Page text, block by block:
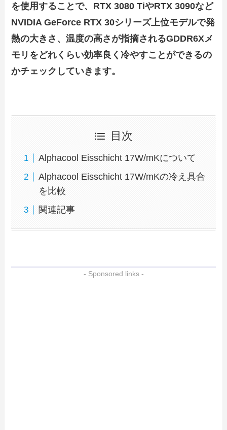
を使用することで、RTX 3080 TiやRTX 3090など
NVIDIA GeForce RTX 30シリーズ上位モデルで発
熱の大きさ、温度の高さが指摘されるGDDR6Xメ
モリをどれくらい効率良く冷やすことができるの
かチェックしていきます。
目次
Alphacool Eisschicht 17W/mKについて
Alphacool Eisschicht 17W/mKの冷え具合
を比較
関連記事
- Sponsored links -